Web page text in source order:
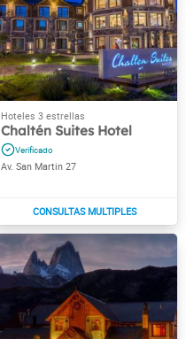
Chaltén Suites Hotel
Av. San Martin 27